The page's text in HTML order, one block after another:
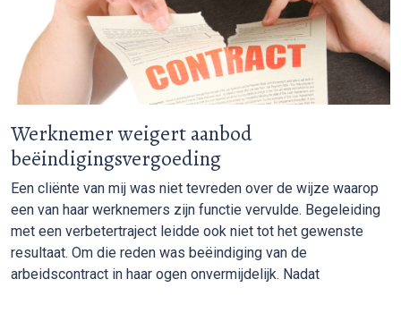
Werknemer weigert aanbod
beëindigingsvergoeding
Een cliënte van mij was niet tevreden over de wijze waarop
een van haar werknemers zijn functie vervulde. Begeleiding
met een verbetertraject leidde ook niet tot het gewenste
resultaat. Om die reden was beëindiging van de
arbeidscontract in haar ogen onvermijdelijk. Nadat